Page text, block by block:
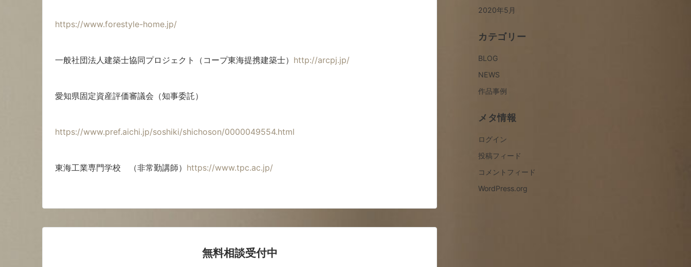
https://www.forestyle-home.jp/
一般社団法人建築士協同プロジェクト（コープ東海提携建築士） http://arcpj.jp/
愛知県固定資産評価審議会（知事委託）
https://www.pref.aichi.jp/soshiki/shichoson/0000049554.html
東海工業専門学校 （非常勤講師） https://www.tpc.ac.jp/
無料相談受付中
2020年5月
カテゴリー
BLOG
NEWS
作品事例
メタ情報
ログイン
投稿フィード
コメントフィード
WordPress.org